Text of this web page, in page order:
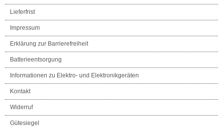
Lieferfrist
Impressum
Erklärung zur Barrierefreiheit
Batterieentsorgung
Informationen zu Elektro- und Elektronikgeräten
Kontakt
Widerruf
Gütesiegel